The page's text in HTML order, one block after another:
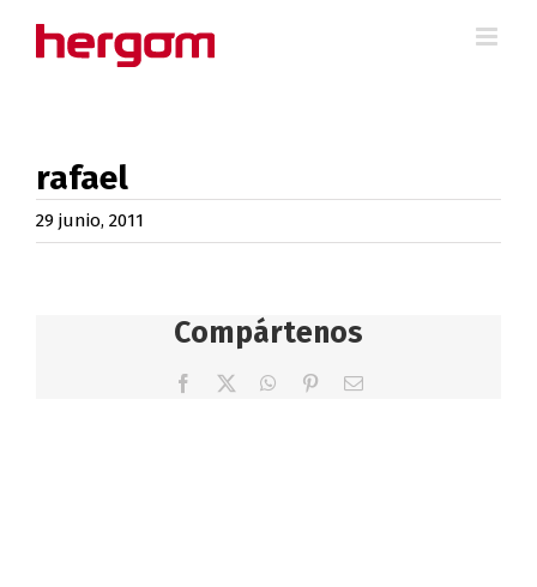
rafael
29 junio, 2011
Compártenos
Facebook WhatsApp
PinterestCorreo